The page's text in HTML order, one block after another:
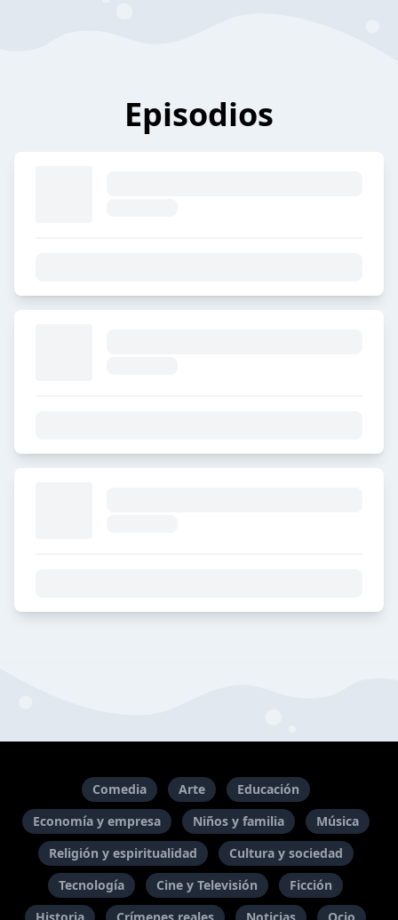
Episodios
Comedia Arte
Educación
Economía y empresa
Niños y familia
Música
Religión y espiritualidad
Cultura y sociedad
Tecnología
Cine y Televisión
Ficción